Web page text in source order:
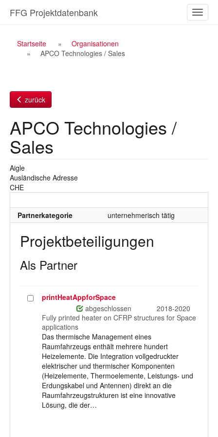
Inhalt
ein-/
FFG Projektdatenbank
Breadcrumb
Navigation
Startseite
Organisationen
APCO Technologies / Sales
zurück
APCO Technologies /
Sales
Aigle
Ausländische Adresse
CHE
Partnerkategorie unternehmerisch tätig
Projektbeteiligungen
Als Partner
ProjektprintHeatAppforSpace
abgeschlossen
2018-2020
Fully printed heater on CFRP structures for Space
applications
Das thermische Management eines
Raumfahrzeugs enthält mehrere hundert
Heizelemente. Die Integration vollgedruckter
elektrischer und thermischer Komponenten
(Heizelemente, Thermoelemente, Leistungs- und
Erdungskabel und Antennen) direkt an die
Raumfahrzeugstrukturen ist eine innovative
Lösung, die der…